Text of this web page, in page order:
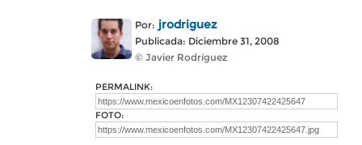
Por: jrodriguez
Publicada: Diciembre 31, 2008
© Javier Rodríguez
PERMALINK:
FOTO: